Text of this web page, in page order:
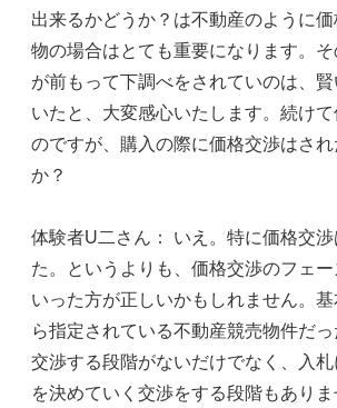
出来るかどうか？は不動産のように
物の場合はとても重要になります。
が前もって下調べをされていのは、
いたと、大変感心いたします。続け
のですが、購入の際に価格交渉はされ
か？
体験者U二さん： いえ。特に価格交
た。というよりも、価格交渉のフェ
いった方が正しいかもしれません。
ら指定されている不動産競売物件だっ
交渉する段階がないだけでなく、入
を決めていく交渉をする段階もあり